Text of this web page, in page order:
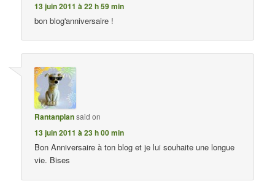
13 juin 2011 à 22 h 59 min
bon blog'anniversaire !
Rantanplansaid on
13 juin 2011 à 23 h 00 min
Bon Anniversaire à ton blog et je lui souhaite une longue
vie. Bises